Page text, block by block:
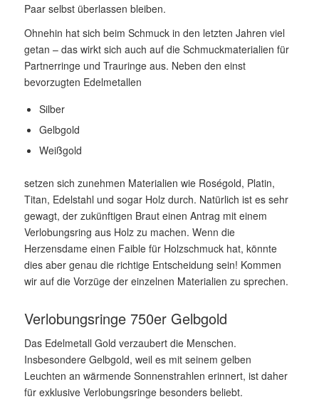
Paar selbst überlassen bleiben.
Ohnehin hat sich beim Schmuck in den letzten Jahren viel
getan – das wirkt sich auch auf die Schmuckmaterialien für
Partnerringe und Trauringe aus. Neben den einst
bevorzugten Edelmetallen
Silber
Gelbgold
Weißgold
setzen sich zunehmen Materialien wie Roségold, Platin,
Titan, Edelstahl und sogar Holz durch. Natürlich ist es sehr
gewagt, der zukünftigen Braut einen Antrag mit einem
Verlobungsring aus Holz zu machen. Wenn die
Herzensdame einen Faible für Holzschmuck hat, könnte
dies aber genau die richtige Entscheidung sein! Kommen
wir auf die Vorzüge der einzelnen Materialien zu sprechen.
Verlobungsringe 750er Gelbgold
Das Edelmetall Gold verzaubert die Menschen.
Insbesondere Gelbgold, weil es mit seinem gelben
Leuchten an wärmende Sonnenstrahlen erinnert, ist daher
für exklusive Verlobungsringe besonders beliebt.